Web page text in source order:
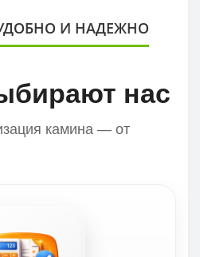
И НАДЕЖНО
нас
камина — от